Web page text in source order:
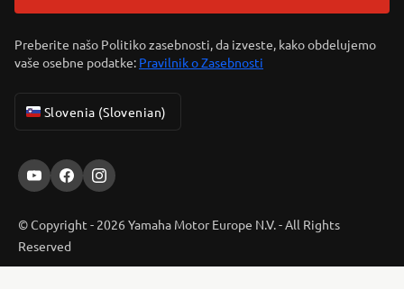
LOCATOR
Preberite našo Politiko zasebnosti, da izveste, kako obdelujemo
vaše osebne podatke: Pravilnik o Zasebnosti
Slovenia (Slovenian)
© Copyright - 2026 Yamaha Motor Europe N.V. - All Rights
Reserved